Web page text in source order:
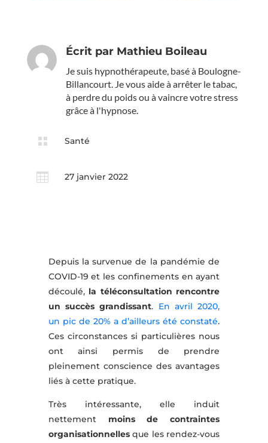
Écrit par Mathieu Boileau
Je suis hypnothérapeute, basé à Boulogne-
Billancourt. Je vous aide à arrêter le tabac,
à perdre du poids ou à vaincre votre stress
grâce à l'hypnose.
 Santé
 27 janvier 2022
Depuis la survenue de la pandémie de
COVID-19 et les confinements en ayant
découlé, la téléconsultation rencontre
un succès grandissant. En avril 2020,
un pic de 20% a d’ailleurs été constaté.
Ces circonstances si particulières nous
ont ainsi permis de prendre
pleinement conscience des avantages
liés à cette pratique.
Très intéressante, elle induit
nettement moins de contraintes
organisationnellesque les rendez-vous